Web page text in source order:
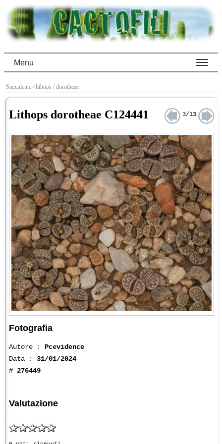
Menu
Succulente / lithops / dorotheae
Lithops dorotheae C124441 3/13
Fotografia
Autore : Pcevidence
Data : 31/01/2024
# 276449
Valutazione